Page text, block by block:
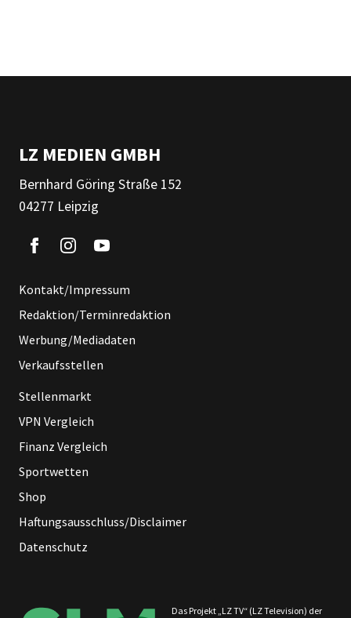
LZ MEDIEN GMBH
Bernhard Göring Straße 152
04277 Leipzig
Kontakt/Impressum
Redaktion/Terminredaktion
Werbung/Mediadaten
Verkaufsstellen
Stellenmarkt
VPN Vergleich
Finanz Vergleich
Sportwetten
Shop
Haftungsausschluss/Disclaimer
Datenschutz
Das Projekt „LZ TV“ (LZ Television) der